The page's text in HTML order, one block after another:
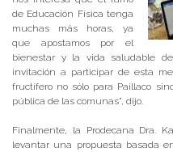
de Educación Física tenga
muchas más horas, ya
que apostamos por el
bienestar y la vida saludable de
invitación a participar de esta
fructífero no sólo para Paillaco
pública de las comunas”, dijo.
Finalmente, la Prodecana Dra.
levantar una propuesta basada